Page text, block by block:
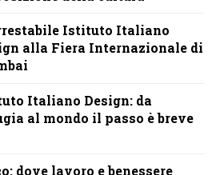
Istituto Italiano
alla Fiera Internazionale di
Italiano Design: da
al mondo il passo è breve
dove lavoro e benessere